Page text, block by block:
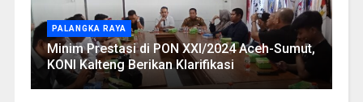
PALANGKA RAYA
Minim Prestasi di PON XXI/2024 Aceh-Sumut,
KONI Kalteng Berikan Klarifikasi